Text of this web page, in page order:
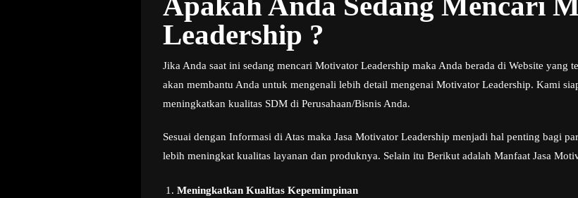
Leadership ?
Jika Anda saat ini sedang mencari Motivator Leadership maka Anda berada di Website yang
akan membantu Anda untuk mengenali lebih detail mengenai Motivator Leadership. Kami
meningkatkan kualitas SDM di Perusahaan/Bisnis Anda.
Sesuai dengan Informasi di Atas maka Jasa Motivator Leadership menjadi hal penting bagi
lebih meningkat kualitas layanan dan produknya. Selain itu Berikut adalah Manfaat Jasa
Meningkatkan Kualitas Kepemimpinan